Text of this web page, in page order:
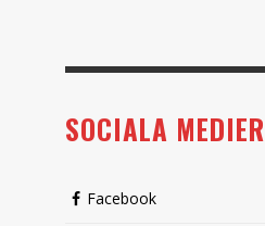
SOCIALA MEDIER
Facebook